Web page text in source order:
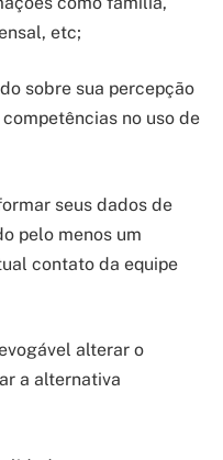
etc;
sobre sua percepção
no uso de
seus dados de
pelo menos um
contato da equipe
alterar o
a alternativa